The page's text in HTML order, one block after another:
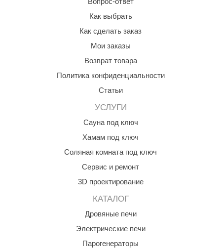
Как выбрать
Как сделать заказ
Мои заказы
Возврат товара
Политика конфиденциальности
Статьи
УСЛУГИ
Сауна под ключ
Хамам под ключ
Соляная комната под ключ
Сервис и ремонт
3D проектирование
КАТАЛОГ
Дровяные печи
Электрические печи
Парогенераторы